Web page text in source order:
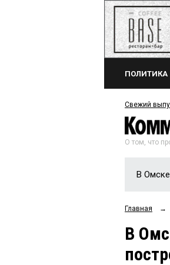
ПОЛИТИКА
Свежий
О том, что
В Омске
Главная →
В